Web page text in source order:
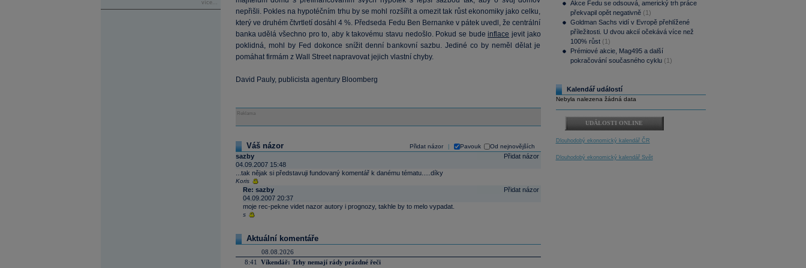
více...
nepřišli. Pokles na hypotéčním trhu by se mohl rozšířit a omezit tak růst ekonomiky jako celku,
který ve druhém čtvrtletí dosáhl 4 %. Předseda Fedu Ben Bernanke v pátek uvedl, že centrální
banka udělá všechno pro to, aby k takovému stavu nedošlo. Pokud se budeinflace jevit jako
poklidná, mohl by Fed dokonce snížit denní bankovní sazbu. Jediné co by neměl dělat je
pomáhat firmám z Wall Street napravovat jejich vlastní chyby.
David Pauly, publicista agentury Bloomberg
Reklama
Přidat názor Pavouk Od nejnovějších
Váš názor
Přidat názor
sazby
04.09.2007 15:48
...tak nějak si představuji fundovaný komentář k danému tématu.....díky
Koris
Přidat názor
Re: sazby
04.09.2007 20:37
moje rec-pekne videt nazor autory i prognozy, takhle by to melo vypadat.
s
Aktuální komentáře
08.08.2026
8:41
Víkendář: Trhy nemají rády prázdné řeči
Akce Fedu se odsouvá, americký trh práce
překvapil opět negativně (1)
Goldman Sachs vidí v Evropě přehlížené
příležitosti. U dvou akcií očekává více než
100% růst (1)
Prémiové akcie, Mag495 a další
pokračování současného cyklu (1)
Kalendář událostí
Nebyla nalezena žádná data
UDÁLOSTI ONLINE
Dlouhodobý ekonomický kalendář ČR
Dlouhodobý ekonomický kalendář Svět